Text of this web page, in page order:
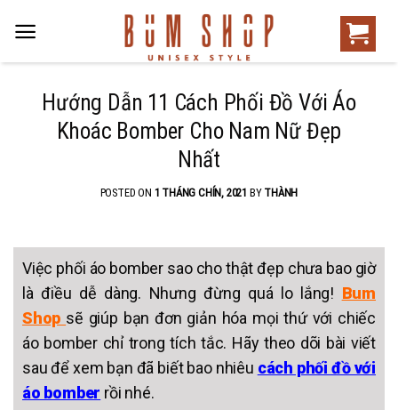
Hướng Dẫn 11 Cách Phối Đồ Với Áo
Khoác Bomber Cho Nam Nữ Đẹp
Nhất
POSTED ON 1 THÁNG CHÍN, 2021 BY THÀNH
Việc phối áo bomber sao cho thật đẹp chưa bao giờ
là điều dễ dàng. Nhưng đừng quá lo lắng! Bum
Shop sẽ giúp bạn đơn giản hóa mọi thứ với chiếc
áo bomber chỉ trong tích tắc. Hãy theo dõi bài viết
sau để xem bạn đã biết bao nhiêu cách phối đồ với
áo bomber rồi nhé.